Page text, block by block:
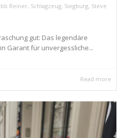
Reiner, Schlagzeug, Siegburg, Steve
gut: Das legendäre
Garant für unvergessliche...
Read more